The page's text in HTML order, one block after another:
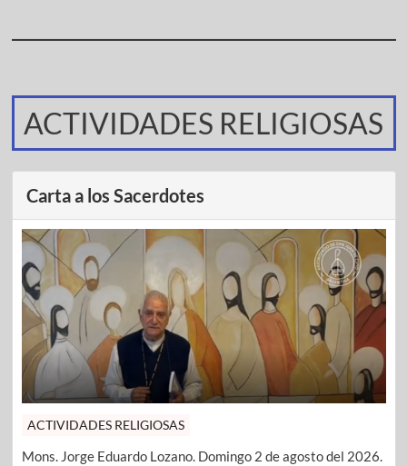
ACTIVIDADES RELIGIOSAS
Carta a los Sacerdotes
ACTIVIDADES RELIGIOSAS
Mons. Jorge Eduardo Lozano. Domingo 2 de agosto del 2026.